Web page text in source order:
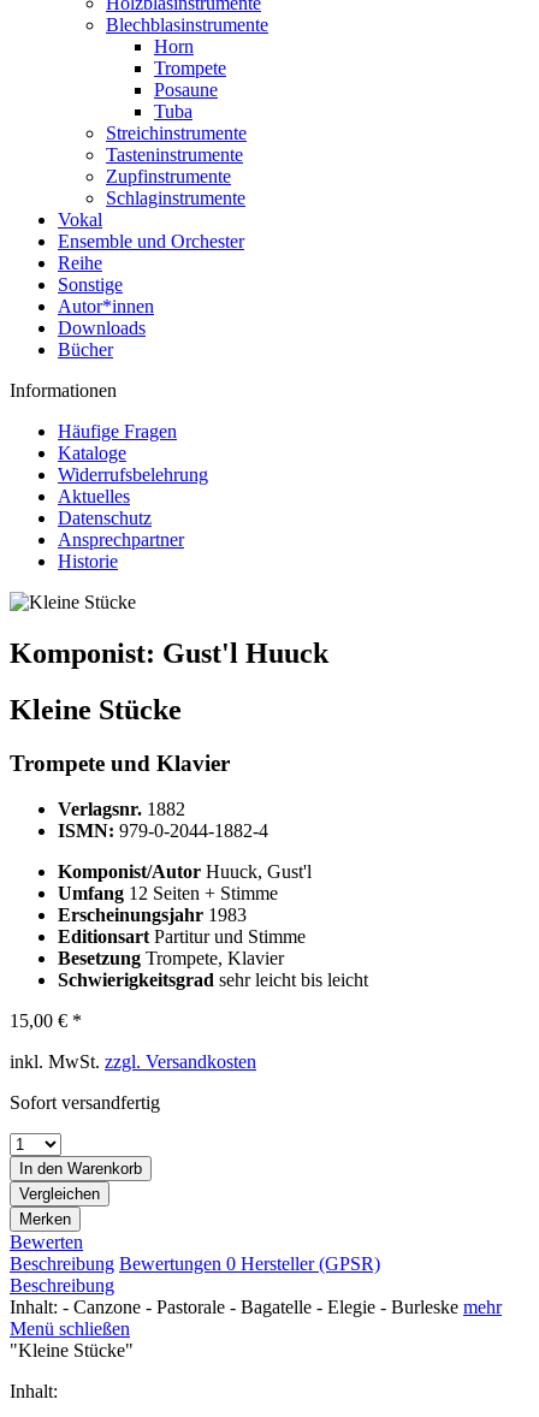
Blechblasinstrumente
Horn
Trompete
Posaune
Tuba
Streichinstrumente
Tasteninstrumente
Zupfinstrumente
Schlaginstrumente
Vokal
Ensemble und Orchester
Reihe
Sonstige
Autor*innen
Downloads
Bücher
Informationen
Häufige Fragen
Kataloge
Widerrufsbelehrung
Aktuelles
Datenschutz
Ansprechpartner
Historie
Komponist: Gust'l Huuck
Kleine Stücke
Trompete und Klavier
Verlagsnr. 1882
ISMN: 979-0-2044-1882-4
Komponist/Autor Huuck, Gust'l
Umfang 12 Seiten + Stimme
Erscheinungsjahr 1983
EditionsartPartitur und Stimme
Besetzung Trompete, Klavier
Schwierigkeitsgrad sehr leicht bis leicht
15,00 € *
inkl. MwSt. zzgl. Versandkosten
Sofort versandfertig
In den Warenkorb
Vergleichen
Merken
Bewerten
Beschreibung Bewertungen 0 Hersteller (GPSR)
Beschreibung
Inhalt: - Canzone - Pastorale - Bagatelle - Elegie - Burleske mehr
Menü schließen
"Kleine Stücke"
Inhalt: